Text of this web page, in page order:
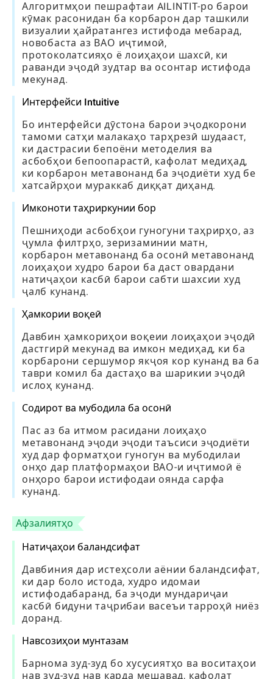
Алгоритмҳои пешрафтаи AILINTIT-ро барои
кӯмак расонидан ба корбарон дар ташкили
визуалии ҳайратангез истифода мебарад,
новобаста аз ВАО иҷтимоӣ,
протоколатсияҳо ё лоиҳаҳои шахсӣ, ки
раванди эҷодӣ зудтар ва осонтар истифода
мекунад.
Интерфейси Intuitive
Бо интерфейси дӯстона барои эҷодкорони
тамоми сатҳи малакаҳо тарҳрезӣ шудааст,
ки дастрасии бепоёни методелия ва
асбобҳои бепоопарастӣ, кафолат медиҳад,
ки корбарон метавонанд ба эҷодиёти худ бе
хатсайрҳои мураккаб диққат диҳанд.
Имконоти таҳриркунии бор
Пешниҳоди асбобҳои гуногуни таҳрирҳо, аз
ҷумла филтрҳо, зеризаминии матн,
корбарон метавонанд ба осонӣ метавонанд
лоиҳаҳои худро барои ба даст овардани
натиҷаҳои касбӣ барои сабти шахсии худ
ҷалб кунанд.
Ҳамкории воқеӣ
Давбин ҳамкориҳои воқеии лоиҳаҳои эҷодӣ
дастгирӣ мекунад ва имкон медиҳад, ки ба
корбарони сершумор якҷоя кор кунанд ва ба
таври комил ба дастаҳо ва шарикии эҷодӣ
ислоҳ кунанд.
Содирот ва мубодила ба осонӣ
Пас аз ба итмом расидани лоиҳаҳо
метавонанд эҷоди эҷоди таъсиси эҷодиёти
худ дар форматҳои гуногун ва мубодилаи
онҳо дар платформаҳои ВАО-и иҷтимоӣ ё
онҳоро барои истифодаи оянда сарфа
кунанд.
Афзалиятҳо
Натиҷаҳои баландсифат
Давбиния дар истеҳсоли аёнии баландсифат,
ки дар боло истода, худро идомаи
истифодабаранд, ба эҷоди мундариҷаи
касбӣ бидуни таҷрибаи васеъи тарроҳӣ ниёз
доранд.
Навсозиҳои мунтазам
Барнома зуд-зуд бо хусусиятҳо ва воситаҳои
нав зуд-зуд нав карда мешавад, кафолат